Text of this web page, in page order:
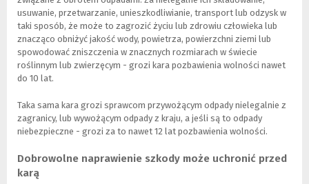
usuwanie, przetwarzanie, unieszkodliwianie, transport lub odzysk w
taki sposób, że może to zagrozić życiu lub zdrowiu człowieka lub
znacząco obniżyć jakość wody, powietrza, powierzchni ziemi lub
spowodować zniszczenia w znacznych rozmiarach w świecie
roślinnym lub zwierzęcym - grozi kara pozbawienia wolności nawet
do 10 lat.
Taka sama kara grozi sprawcom przywożącym odpady nielegalnie z
zagranicy, lub wywożącym odpady z kraju, a jeśli są to odpady
niebezpieczne - grozi za to nawet 12 lat pozbawienia wolności.
Dobrowolne naprawienie szkody może uchronić przed
karą